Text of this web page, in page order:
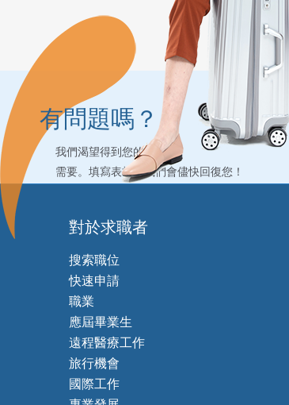
有問題嗎？
我們渴望得到您的答案
需要。填寫表格，我們會儘快回復您！
對於求職者
搜索職位
快速申請
職業
應屆畢業生
遠程醫療工作
旅行機會
國際工作